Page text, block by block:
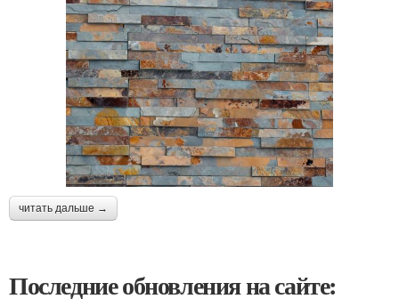
читать дальше →
Последние обновления на сайте: